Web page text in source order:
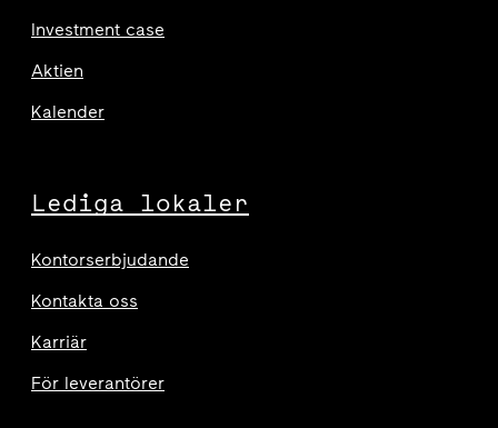
Investment case
Aktien
Kalender
Lediga lokaler
Kontorserbjudande
Kontakta oss
Karriär
För leverantörer